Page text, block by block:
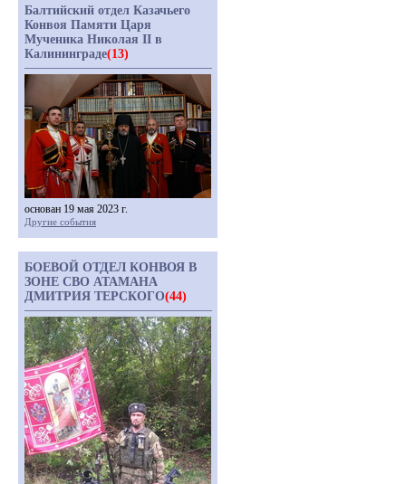
Балтийский отдел Казачьего
Конвоя Памяти Царя
Мученика Николая II в
Калининграде(13)
основан 19 мая 2023 г.
Другие события
БОЕВОЙ ОТДЕЛ КОНВОЯ В
ЗОНЕ СВО АТАМАНА
ДМИТРИЯ ТЕРСКОГО(44)